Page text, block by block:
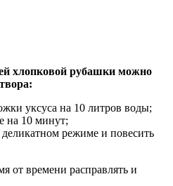
хлопковой рубашки можно
уксуса на 10 литров воды;
на 10 минут;
режиме и повесить
от времени расправлять и